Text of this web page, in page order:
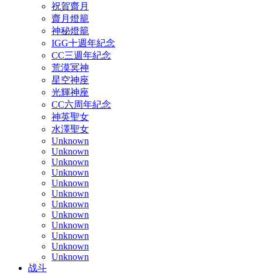
祝賀齋月
齋月燈籠
神秘燈籠
IGG十週年紀念
CC三週年紀念
荒漠冥神
星空神座
光輝神座
CC六周年紀念
神英聖女
水澤聖女
Unknown
Unknown
Unknown
Unknown
Unknown
Unknown
Unknown
Unknown
Unknown
Unknown
Unknown
Unknown
战斗